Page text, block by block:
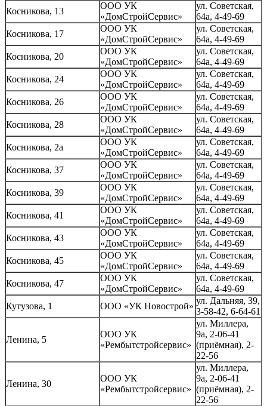
Косникова, 13
ООО УК
«ДомСтройСервис»
ул. Советская,
64а, 4-49-69
Косникова, 17
ООО УК
«ДомСтройСервис»
ул. Советская,
64а, 4-49-69
Косникова, 20
ООО УК
«ДомСтройСервис»
ул. Советская,
64а, 4-49-69
Косникова, 24
ООО УК
«ДомСтройСервис»
ул. Советская,
64а, 4-49-69
Косникова, 26
ООО УК
«ДомСтройСервис»
ул. Советская,
64а, 4-49-69
Косникова, 28
ООО УК
«ДомСтройСервис»
ул. Советская,
64а, 4-49-69
Косникова, 2а
ООО УК
«ДомСтройСервис»
ул. Советская,
64а, 4-49-69
Косникова, 37
ООО УК
«ДомСтройСервис»
ул. Советская,
64а, 4-49-69
Косникова, 39
ООО УК
«ДомСтройСервис»
ул. Советская,
64а, 4-49-69
Косникова, 41
ООО УК
«ДомСтройСервис»
ул. Советская,
64а, 4-49-69
Косникова, 43
ООО УК
«ДомСтройСервис»
ул. Советская,
64а, 4-49-69
Косникова, 45
ООО УК
«ДомСтройСервис»
ул. Советская,
64а, 4-49-69
Косникова, 47
ООО УК
«ДомСтройСервис»
ул. Советская,
64а, 4-49-69
Кутузова, 1
ООО «УК Новострой»
ул. Дальняя, 39,
3-58-42, 6-64-61
Ленина, 5
ООО УК
«Рембытстройсервис»
ул. Миллера,
9а, 2-06-41
(приёмная), 2-
22-56
Ленина, 30
ООО УК
«Рембытстройсервис»
ул. Миллера,
9а, 2-06-41
(приёмная), 2-
22-56